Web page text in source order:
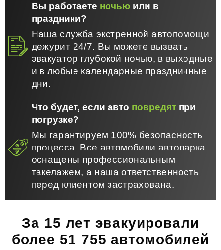
Вы работаете ночьюили в
праздники?
Наша служба экстренной автопомощи
дежурит 24/7. Вы можете вызвать
эвакуатор глубокой ночью, в выходные
и в любые календарные праздничные
дни.
Что будет, если авто повредятпри
погрузке?
Мы гарантируем 100% безопасность
процесса. Все автомобили автопарка
оснащены профессиональным
такелажем, а наша ответственность
перед клиентом застрахована.
За 15 лет эвакуировали
более 51 755 автомобилей